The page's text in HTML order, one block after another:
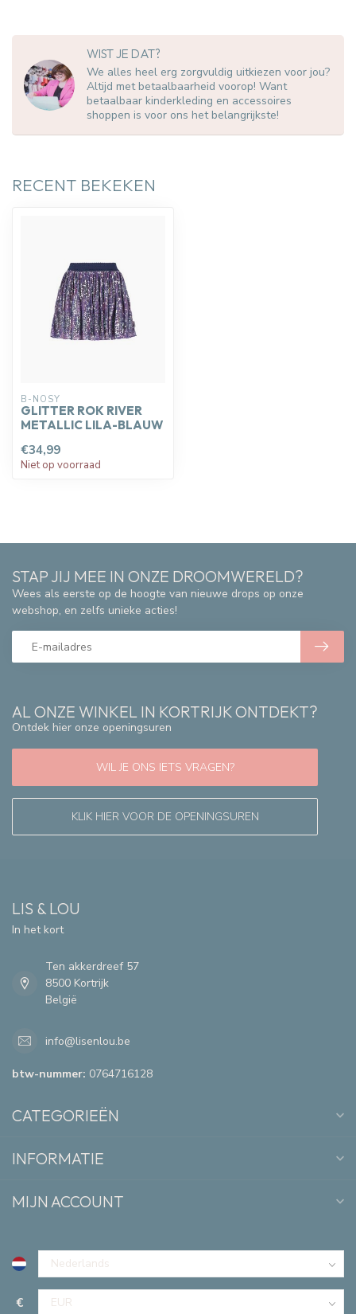
WIST JE DAT?
We alles heel erg zorgvuldig uitkiezen voor jou?
Altijd met betaalbaarheid voorop! Want
betaalbaar kinderkleding en accessoires
shoppen is voor ons het belangrijkste!
RECENT BEKEKEN
B-NOSY
GLITTER ROK RIVER
METALLIC LILA-BLAUW
€34,99
Niet op voorraad
AL ONZE WINKEL IN KORTRIJK ONTDEKT?
Ontdek hier onze openingsuren
WIL JE ONS IETS VRAGEN?
KLIK HIER VOOR DE OPENINGSUREN
STAP JIJ MEE IN ONZE DROOMWERELD?
Wees als eerste op de hoogte van nieuwe drops op onze
webshop, en zelfs unieke acties!
LIS & LOU
In het kort
Ten akkerdreef 57
8500 Kortrijk
België
info@lisenlou.be
btw-nummer: 0764716128
CATEGORIEËN
INFORMATIE
MIJN ACCOUNT
€